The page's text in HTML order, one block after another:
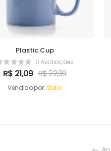
Plastic Cup
0 Avaliações
R$ 21,09 R$22,99
Vendido por: Stelio